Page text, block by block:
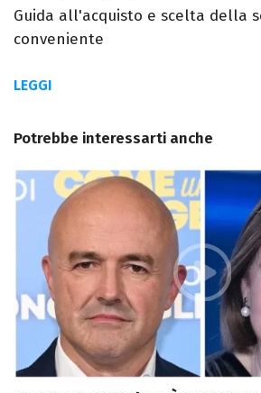
Guida all'acquisto e scelta della
conveniente
LEGGI
Potrebbe interessarti anche